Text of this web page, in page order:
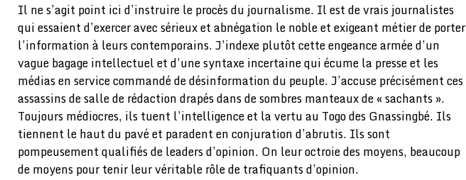
Il ne s’agit point ici d’instruire le procès du journalisme. Il est de vrais journalistes
qui essaient d’exercer avec sérieux et abnégation le noble et exigeant métier de porter
l’information à leurs contemporains. J’indexe plutôt cette engeance armée d’un
vague bagage intellectuel et d’une syntaxe incertaine qui écume la presse et les
médias en service commandé de désinformation du peuple. J’accuse précisément ces
assassins de salle de rédaction drapés dans de sombres manteaux de « sachants ».
Toujours médiocres, ils tuent l’intelligence et la vertu au Togo des Gnassingbé. Ils
tiennent le haut du pavé et paradent en conjuration d’abrutis. Ils sont
pompeusement qualifiés de leaders d’opinion. On leur octroie des moyens, beaucoup
de moyens pour tenir leur véritable rôle de trafiquants d’opinion.